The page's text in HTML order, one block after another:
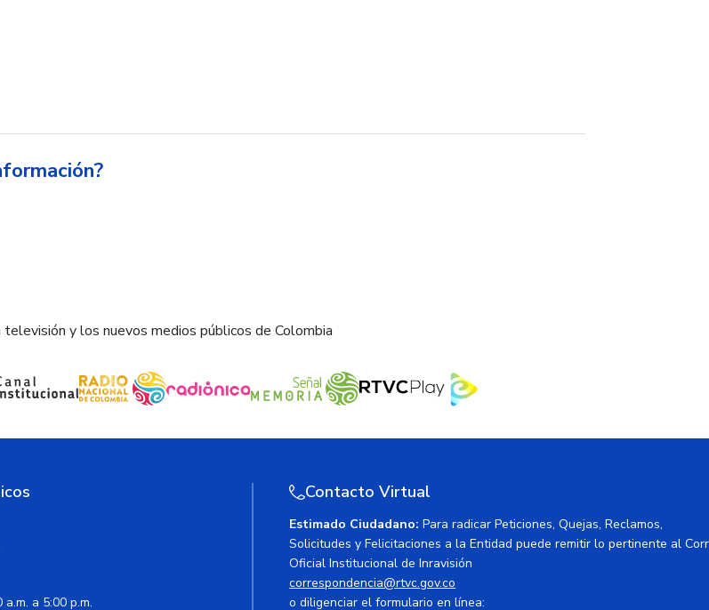
televisión y los nuevos medios públicos de Colombia
a 5:00 p.m.
Contacto Virtual
Estimado Ciudadano: Para radicar Peticiones, Quejas, Reclamos,
Solicitudes y Felicitaciones a la Entidad puede remitir lo pertinente al
Oficial Institucional de Inravisión
correspondencia@rtvc.gov.co
o diligenciar el formulario en línea: